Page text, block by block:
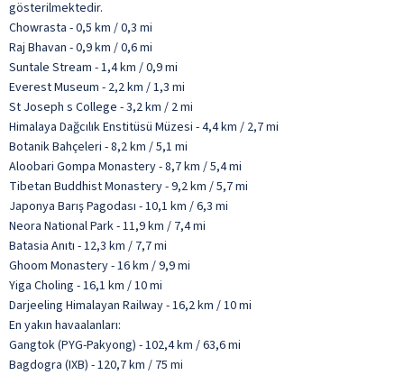
gösterilmektedir.
Chowrasta - 0,5 km / 0,3 mi
Raj Bhavan - 0,9 km / 0,6 mi
Suntale Stream - 1,4 km / 0,9 mi
Everest Museum - 2,2 km / 1,3 mi
St Joseph s College - 3,2 km / 2 mi
Himalaya Dağcılık Enstitüsü Müzesi - 4,4 km / 2,7 mi
Botanik Bahçeleri - 8,2 km / 5,1 mi
Aloobari Gompa Monastery - 8,7 km / 5,4 mi
Tibetan Buddhist Monastery - 9,2 km / 5,7 mi
Japonya Barış Pagodası - 10,1 km / 6,3 mi
Neora National Park - 11,9 km / 7,4 mi
Batasia Anıtı - 12,3 km / 7,7 mi
Ghoom Monastery - 16 km / 9,9 mi
Yiga Choling - 16,1 km / 10 mi
Darjeeling Himalayan Railway - 16,2 km / 10 mi
En yakın havaalanları:
Gangtok (PYG-Pakyong) - 102,4 km / 63,6 mi
Bagdogra (IXB) - 120,7 km / 75 mi